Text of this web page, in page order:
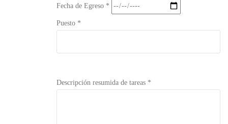
Fecha de Egreso *
Puesto *
Descripción resumida de tareas *